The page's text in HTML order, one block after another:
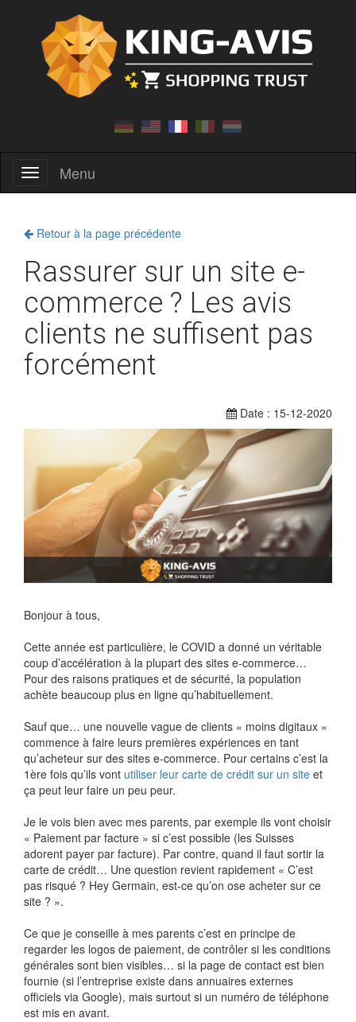
Menu Menu
Retour à la page précédente
Rassurer sur un site e-
commerce ? Les avis
clients ne suffisent pas
forcément
Date : 15-12-2020
Bonjour à tous,
Cette année est particulière, le COVID a donné un véritable
coup d’accélération à la plupart des sites e-commerce…
Pour des raisons pratiques et de sécurité, la population
achète beaucoup plus en ligne qu’habituellement.
Sauf que… une nouvelle vague de clients « moins digitaux »
commence à faire leurs premières expériences en tant
qu’acheteur sur des sites e-commerce. Pour certains c’est la
1ère fois qu’ils vont utiliser leur carte de crédit sur un site et
ça peut leur faire un peu peur.
Je le vois bien avec mes parents, par exemple ils vont choisir
« Paiement par facture » si c’est possible (les Suisses
adorent payer par facture). Par contre, quand il faut sortir la
carte de crédit… Une question revient rapidement « C’est
pas risqué ? Hey Germain, est-ce qu’on ose acheter sur ce
site ? ».
Ce que je conseille à mes parents c’est en principe de
regarder les logos de paiement, de contrôler si les conditions
générales sont bien visibles… si la page de contact est bien
fournie (si l’entreprise existe dans annuaires externes
officiels via Google), mais surtout si un numéro de téléphone
est mis en avant.